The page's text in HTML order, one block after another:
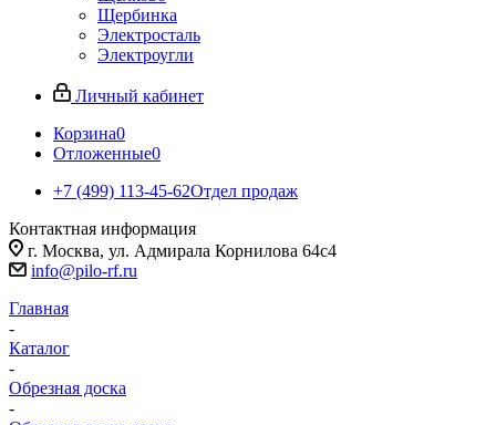
Щербинка
Электросталь
Электроугли
Личный кабинет
Корзина0
Отложенные0
+7 (499) 113-45-62Отдел продаж
Контактная информация
г. Москва, ул. Адмирала Корнилова 64с4
info@pilo-rf.ru
Главная
-
Каталог
-
Обрезная доска
-